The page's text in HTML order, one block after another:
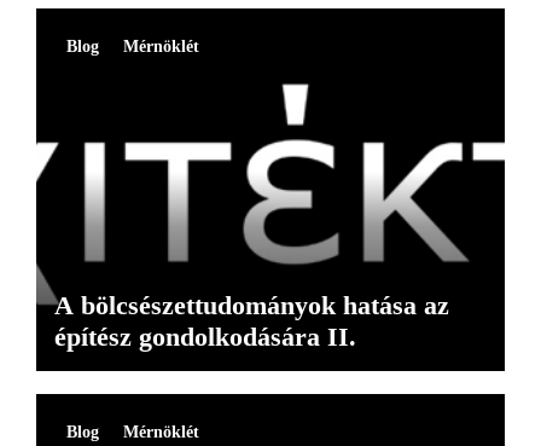
Blog Mérnöklét
A bölcsészettudományok hatása az
építész gondolkodására II.
Blog Mérnöklét